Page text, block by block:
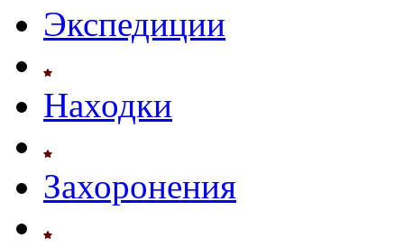
Экспедиции
Находки
Захоронения